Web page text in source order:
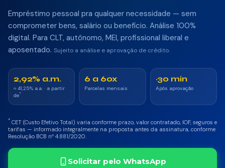
Consignado INSS
Consignado Servidor
Saque-Aniversário FGTS
Crédito Imobiliário
Refinanciamento
Empréstimo pessoal pra qualquer necessidade — sem
comprometer bens, salário ou benefício. Análise 100%
digital. Para CLT, autônomo, MEI, profissional liberal e
aposentado. Sujeito a análise e aprovação de crédito.
2,92% a.m.
≈ 41,25% a.a. · a partir
de*
6 a 60x
Parcelas mensais
~30 min
Após aprovação
* CET (Custo Efetivo Total) varia conforme prazo, valor contratado, IOF, seguros e
tarifas — informado integralmente na proposta antes da assinatura, conforme
Resolução BCB nº 4.881/2020.
Solicitar pelo WhatsApp